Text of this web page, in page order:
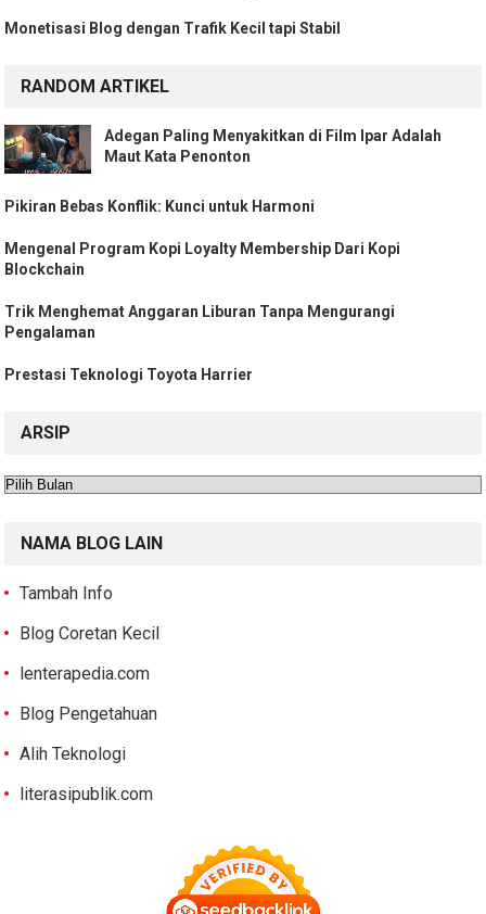
Monetisasi Blog dengan Trafik Kecil tapi Stabil
RANDOM ARTIKEL
Adegan Paling Menyakitkan di Film Ipar Adalah
Maut Kata Penonton
Pikiran Bebas Konflik: Kunci untuk Harmoni
Mengenal Program Kopi Loyalty Membership Dari Kopi
Blockchain
Trik Menghemat Anggaran Liburan Tanpa Mengurangi
Pengalaman
Prestasi Teknologi Toyota Harrier
ARSIP
Arsip
NAMA BLOG LAIN
Tambah Info
Blog Coretan Kecil
lenterapedia.com
Blog Pengetahuan
Alih Teknologi
literasipublik.com